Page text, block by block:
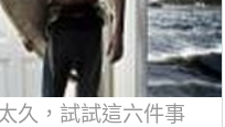
久，試試這六件事